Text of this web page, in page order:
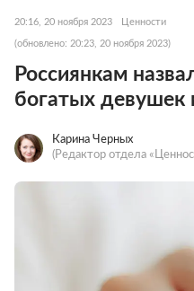
20:16, 20 ноября 2023 Ценности
(обновлено: 20:23, 20 ноября 2023)
Россиянкам
богатых девушек
Карина Черных
(Редактор отдела